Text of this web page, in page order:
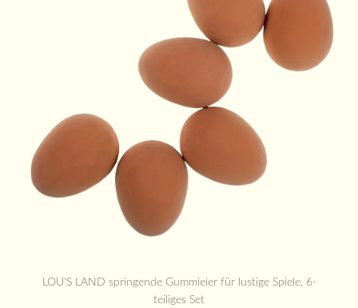
LOU'S LAND springende Gummieier für lustige Spiele, 6-
teiliges Set